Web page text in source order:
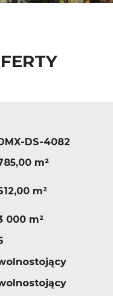
DS-4082
m²
m²
000 m²